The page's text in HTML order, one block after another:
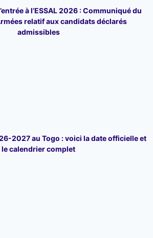
à l’ESSAL 2026 : Communiqué du
relatif aux candidats déclarés
admissibles
2027 au Togo : voici la date officielle et
le calendrier complet